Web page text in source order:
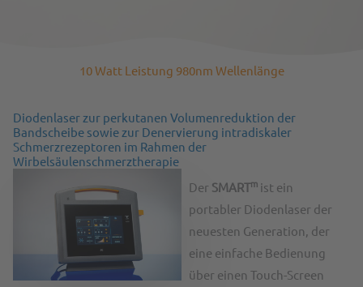
10 Watt Leistung 980nm Wellenlänge
Diodenlaser zur perkutanen Volumenreduktion der
Bandscheibe sowie zur Denervierung intradiskaler
Schmerzrezeptoren im Rahmen der
Wirbelsäulenschmerztherapie
Der SMARTm ist ein
portabler Diodenlaser der
neuesten Generation, der
eine einfache Bedienung
über einen Touch-Screen